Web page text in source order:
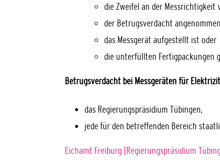
die Zweifel an der Messrichtigkeit
der Betrugsverdacht
das Messgerät aufgestellt ist oder
die unterfüllten Fertigpackungen
Betrugsverdacht bei Messgeräten für
das Regierungspräsidium Tübingen,
jede für den betreffenden Bereich
Eichamt Freiburg [Regierungspräsidium